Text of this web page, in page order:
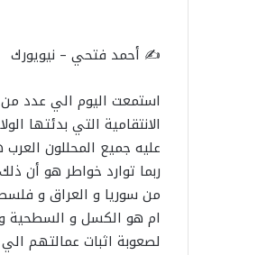
✍️ أحمد فتحي – نيويورك
استمعت اليوم الي عدد من
عليه جميع المحللون
ربما توارد خواطر هو أن
من سوريا و العراق و
ام هو الكسل و السطحية
لصعوبة اثبات عمالتهم